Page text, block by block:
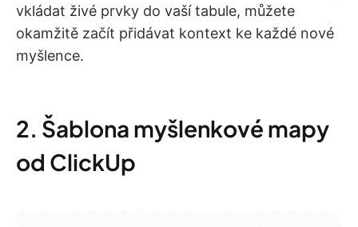
vkládat živé prvky do vaší tabule, můžete
okamžitě začít přidávat kontext ke každé nové
myšlence.
2. Šablona myšlenkové mapy
od ClickUp